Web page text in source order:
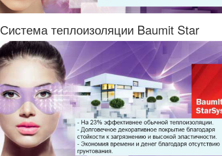
Система теплоизоляции Baumit Star